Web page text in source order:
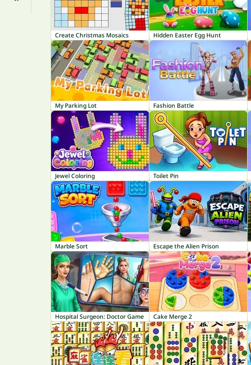
Create Christmas Mosaics Hidden Easter Egg Hunt
My Parking Lot Fashion Battle
Jewel Coloring Toilet Pin
Marble Sort Escape the Alien Prison
Hospital Surgeon: Doctor Game Cake Merge 2